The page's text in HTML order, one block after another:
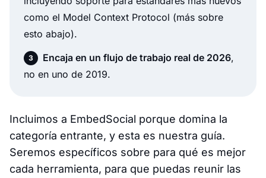
como el Model Context Protocol (más sobre
esto abajo).
Encaja en un flujo de trabajo real de 2026,
no en uno de 2019.
Incluimos a EmbedSocial porque domina la
categoría entrante, y esta es nuestra guía.
Seremos específicos sobre para qué es mejor
cada herramienta, para que puedas reunir las